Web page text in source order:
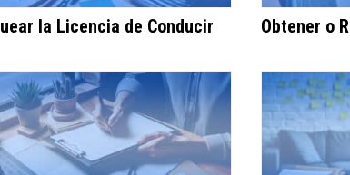
la Licencia de Conducir Obtener o